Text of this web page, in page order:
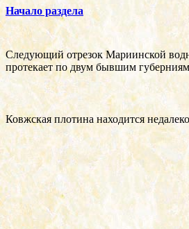
Начало раздела
Следующий отрезок Мариинской
протекает по двум бывшим
Ковжская плотина находится